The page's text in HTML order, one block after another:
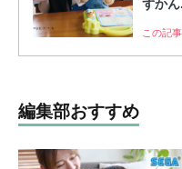
ずかん
この記
編集部おすすめ